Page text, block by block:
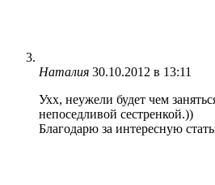
Наталия 30.10.2012 в 13:11
Ухх, неужели будет чем
непоседливой сестренкой.))
Благодарю за интересную